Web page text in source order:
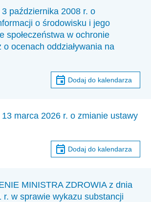
3 października 2008 r. o
o środowisku i jego
społeczeństwa w ochronie
ocenach oddziaływania na
Dodaj do kalendarza
13 marca 2026 r. o zmianie ustawy
Dodaj do kalendarza
MINISTRA ZDROWIA z dnia
r. w sprawie wykazu substancji